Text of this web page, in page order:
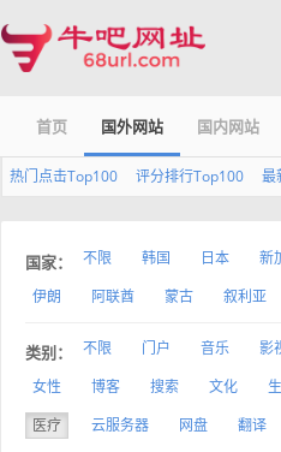
首页 国外网站 国内网站
热门点击Top100 评分排行Top100 最
国家： 不限 韩国 日本 新
伊朗
阿联酋 蒙古 叙利亚
类别： 不限 门户 音乐 影
女性
博客 搜索 文化
医疗
云服务器 网盘 翻译